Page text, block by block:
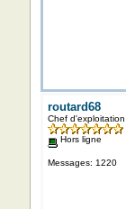
routard68
Chef d'exploitation
Hors ligne
Messages: 1220